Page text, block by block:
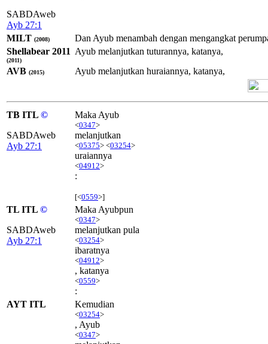
SABDAweb
Ayb 27:1
MILT (2008)
Dan Ayub menambah dengan mengangkat
Shellabear 2011
(2011)
Ayub melanjutkan tuturannya, katanya,
AVB (2015) Ayub melanjutkan huraiannya, katanya,
TB ITL ©
SABDAweb
Ayb 27:1
Maka Ayub
<0347>
melanjutkan
<05375> <03254>
uraiannya
<04912>
:
[<0559>]
TL ITL ©
SABDAweb
Ayb 27:1
Maka Ayubpun
<0347>
melanjutkan pula
<03254>
ibaratnya
<04912>
, katanya
<0559>
:
AYT ITL
Kemudian
<03254>
, Ayub
<0347>